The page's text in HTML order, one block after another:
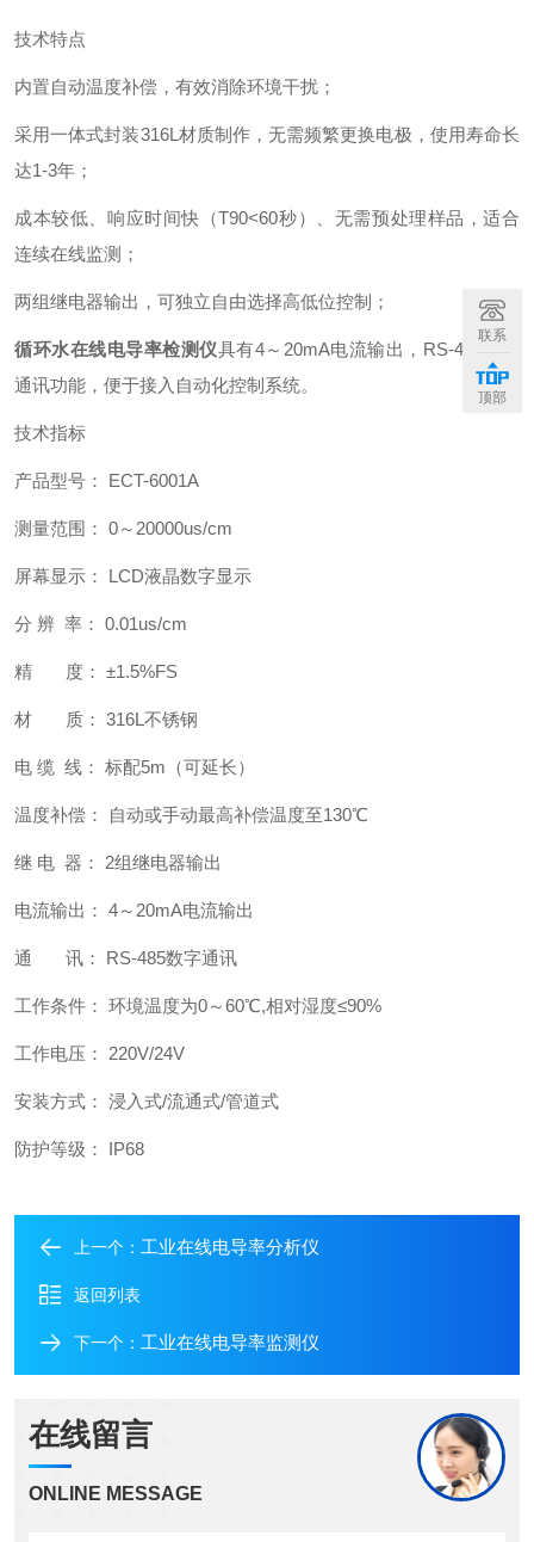
技术特点
内置自动温度补偿，有效消除环境干扰；
采用一体式封装316L材质制作，无需频繁更换电极，使用寿命长
达1-3年；
成本较低、响应时间快（T90<60秒）、无需预处理样品，适合
连续在线监测；
两组继电器输出，可独立自由选择高低位控制；
循环水在线电导率检测仪具有4～20mA电流输出，RS-485数字
通讯功能，便于接入自动化控制系统。
技术指标
产品型号： ECT-6001A
测量范围： 0～20000us/cm
屏幕显示： LCD液晶数字显示
分 辨 率： 0.01us/cm
精 度： ±1.5%FS
材 质： 316L不锈钢
电 缆 线： 标配5m（可延长）
温度补偿： 自动或手动最高补偿温度至130℃
继 电 器： 2组继电器输出
电流输出： 4～20mA电流输出
通 讯： RS-485数字通讯
工作条件： 环境温度为0～60℃,相对湿度≤90%
工作电压： 220V/24V
安装方式： 浸入式/流通式/管道式
防护等级： IP68
上一个： 工业在线电导率分析仪
返回列表
下一个： 工业在线电导率监测仪
在线留言
ONLINE MESSAGE
联系
顶部